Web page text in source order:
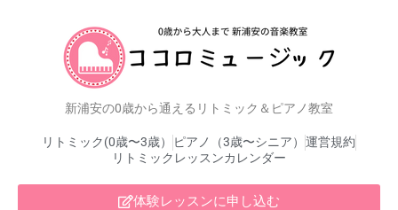
新浦安の0歳から通えるリトミック＆ピアノ教室
リトミック(0歳〜3歳） ピアノ（3歳〜シニア） 運営規約
リトミックレッスンカレンダー
体験レッスンに申し込む